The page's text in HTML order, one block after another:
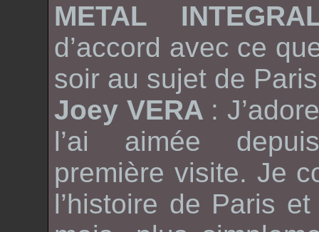
METAL
d’accord avec ce
soir au sujet de
Joey VERA :
l’ai aimée
première visite. Je
l’histoire de Paris